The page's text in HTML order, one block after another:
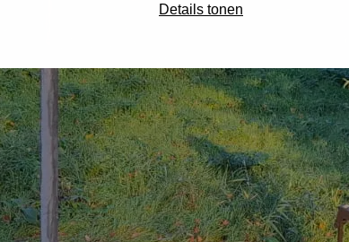
Details tonen